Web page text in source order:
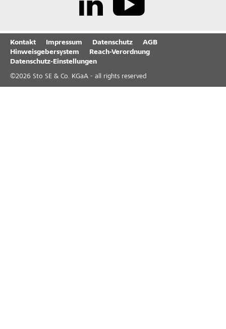
Kontakt Impressum Datenschutz
AGB
Hinweisgebersystem
Reach-Verordnung
Datenschutz-Einstellungen
©2026 Sto SE & Co. KGaA - all rights reserved